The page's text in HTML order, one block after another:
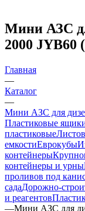
Мини АЗС
2000 JYB60
Главная
—
Каталог
—
Мини АЗС для
Пластиковые
пластиковые
емкостиЕврокубы
контейнеры
контейнеры и урны
проливов под
садаДорожно-
и реагентов
—Мини АЗС для